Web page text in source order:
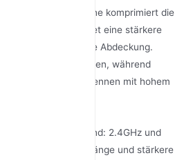
Rundstrahlantenne komprimiert die
Bereich und bietet eine stärkere
engere vertikale Abdeckung.
für 5–7dBi-Antennen, während
aus Antennen mit hohem
können.
Dualband: 2.4GHz und
längere Wellenlänge und stärkere